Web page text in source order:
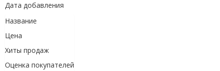
Дата добавления
Название
Цена
Хиты продаж
Оценка покупателей